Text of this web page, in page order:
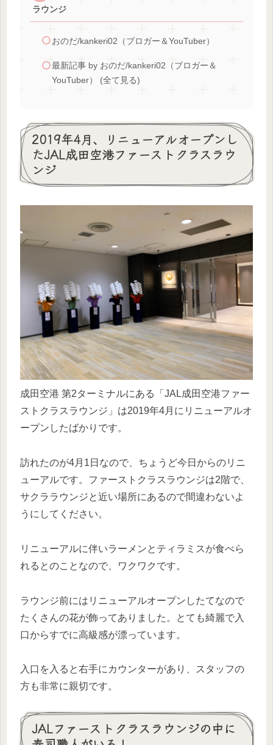
ラウンジ
おのだ/kankeri02（ブロガー＆YouTuber）
最新記事 by おのだ/kankeri02（ブロガー＆
YouTuber） (全て見る)
2019年4月、リニューアルオープンし
たJAL成田空港ファーストクラスラウ
ンジ
成田空港 第2ターミナルにある「JAL成田空港ファー
ストクラスラウンジ」は2019年4月にリニューアルオ
ープンしたばかりです。
訪れたのが4月1日なので、ちょうど今日からのリニ
ューアルです。ファーストクラスラウンジは2階で、
サクララウンジと近い場所にあるので間違わないよ
うにしてください。
リニューアルに伴いラーメンとティラミスが食べら
れるとのことなので、ワクワクです。
ラウンジ前にはリニューアルオープンしたてなので
たくさんの花が飾ってありました。とても綺麗で入
口からすでに高級感が漂っています。
入口を入ると右手にカウンターがあり、スタッフの
方も非常に親切です。
JALファーストクラスラウンジの中に